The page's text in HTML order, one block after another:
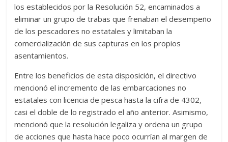
los establecidos por la Resolución 52, encaminados a
eliminar un grupo de trabas que frenaban el desempeño
de los pescadores no estatales y limitaban la
comercialización de sus capturas en los propios
asentamientos.
Entre los beneficios de esta disposición, el directivo
mencionó el incremento de las embarcaciones no
estatales con licencia de pesca hasta la cifra de 4302,
casi el doble de lo registrado el año anterior. Asimismo,
mencionó que la resolución legaliza y ordena un grupo
de acciones que hasta hace poco ocurrían al margen de